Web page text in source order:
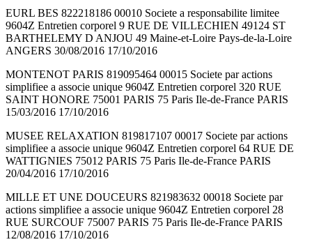
EURL BES 822218186 00010 Societe a responsabilite limitee
9604Z Entretien corporel 9 RUE DE VILLECHIEN 49124 ST
BARTHELEMY D ANJOU 49 Maine-et-Loire Pays-de-la-Loire
ANGERS 30/08/2016 17/10/2016
MONTENOT PARIS 819095464 00015 Societe par actions
simplifiee a associe unique 9604Z Entretien corporel 320 RUE
SAINT HONORE 75001 PARIS 75 Paris Ile-de-France PARIS
15/03/2016 17/10/2016
MUSEE RELAXATION 819817107 00017 Societe par actions
simplifiee a associe unique 9604Z Entretien corporel 64 RUE DE
WATTIGNIES 75012 PARIS 75 Paris Ile-de-France PARIS
20/04/2016 17/10/2016
MILLE ET UNE DOUCEURS 821983632 00018 Societe par
actions simplifiee a associe unique 9604Z Entretien corporel 28
RUE SURCOUF 75007 PARIS 75 Paris Ile-de-France PARIS
12/08/2016 17/10/2016